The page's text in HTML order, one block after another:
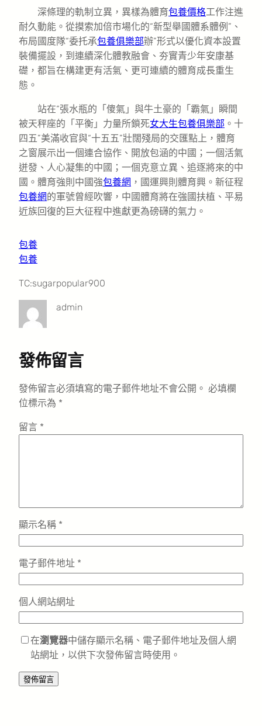
深條理的軌制立異，異樣為體育包養價格工作注進
耐久動能。從摸索加倍市場化的“新型舉國體系體例”、
布局國度隊“委托承包養俱樂部辦”形式以優化資本設置
裝備擺設，到連續深化體教融會、夯實青少年安康基
礎，都旨在構建更有活氣、更可連續的體育成長重生
態。
站在“張水瓶的「傻氣」與牛土豪的「霸氣」瞬間
被天秤座的「平衡」力量所鎖死女大生包養俱樂部 。十
四五”美滿收官與“十五五”壯闊殘局的交匯點上，體育
之窗展示出一個連合協作、開放包涵的中國；一個活氣
迸發、人心凝集的中國；一個克意立異、追逐將來的中
國。體育強則中國強包養網 ，國運興則體育興。新征程
包養網的軍號曾經吹響，中國體育將在強國扶植、平易
近族回復的巨大征程中進獻更為磅礴的氣力。
包養
包養
TC:sugarpopular900
admin
發佈留言
發佈留言必須填寫的電子郵件地址不會公開。 必填欄
位標示為 *
留言 *
顯示名稱 *
電子郵件地址 *
個人網站網址
在瀏覽器中儲存顯示名稱、電子郵件地址及個人網
站網址，以供下次發佈留言時使用。